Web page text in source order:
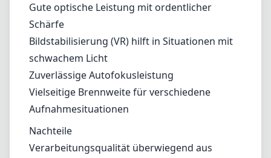
Kunststoff, was möglicherweise nicht
hochwertig wirkt
Einige Weichheit in den Ecken bei größeren
Blendenöffnungen
Eingeschränkte Leistung bei schwachem Licht
im Vergleich zu schnelleren Objektiven
Fazit
Das Nikon AF-S DX Nikkor 18-55mm f/3.5-5.6G
VR ist ein hervorragendes Einstiegsobjektiv,